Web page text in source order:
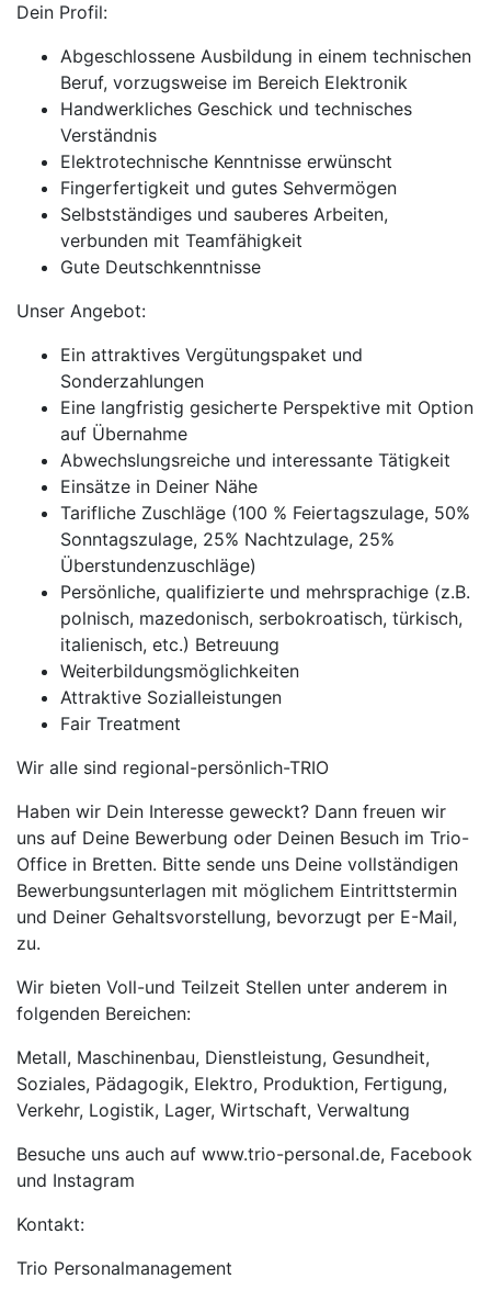
Dein Profil:
Abgeschlossene Ausbildung in einem technischen
Beruf, vorzugsweise im Bereich Elektronik
Handwerkliches Geschick und technisches
Verständnis
Elektrotechnische Kenntnisse erwünscht
Fingerfertigkeit und gutes Sehvermögen
Selbstständiges und sauberes Arbeiten,
verbunden mit Teamfähigkeit
Gute Deutschkenntnisse
Unser Angebot:
Ein attraktives Vergütungspaket und
Sonderzahlungen
Eine langfristig gesicherte Perspektive mit Option
auf Übernahme
Abwechslungsreiche und interessante Tätigkeit
Einsätze in Deiner Nähe
Tarifliche Zuschläge (100 % Feiertagszulage, 50%
Sonntagszulage, 25% Nachtzulage, 25%
Überstundenzuschläge)
Persönliche, qualifizierte und mehrsprachige (z.B.
polnisch, mazedonisch, serbokroatisch, türkisch,
italienisch, etc.) Betreuung
Weiterbildungsmöglichkeiten
Attraktive Sozialleistungen
Fair Treatment
Wir alle sind regional-persönlich-TRIO
Haben wir Dein Interesse geweckt? Dann freuen wir
uns auf Deine Bewerbung oder Deinen Besuch im Trio-
Office in Bretten. Bitte sende uns Deine vollständigen
Bewerbungsunterlagen mit möglichem Eintrittstermin
und Deiner Gehaltsvorstellung, bevorzugt per E-Mail,
zu.
Wir bieten Voll-und Teilzeit Stellen unter anderem in
folgenden Bereichen:
Metall, Maschinenbau, Dienstleistung, Gesundheit,
Soziales, Pädagogik, Elektro, Produktion, Fertigung,
Verkehr, Logistik, Lager, Wirtschaft, Verwaltung
Besuche uns auch auf www.trio-personal.de, Facebook
und Instagram
Kontakt:
Trio Personalmanagement